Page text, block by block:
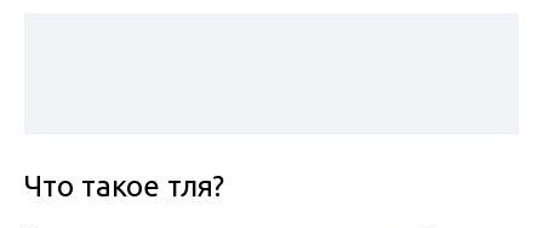
Что такое тля?